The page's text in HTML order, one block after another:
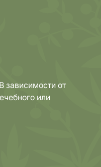
зависимости от
или